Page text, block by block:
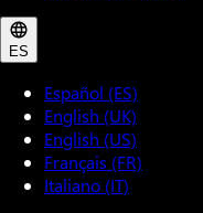
ES
Español (ES)
English (UK)
English (US)
Français (FR)
Italiano (IT)